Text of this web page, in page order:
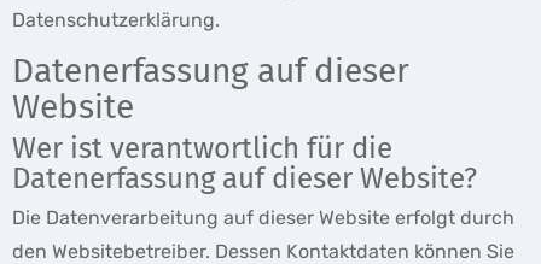
Datenschutzerklärung.
Datenerfassung auf dieser
Website
Wer ist verantwortlich für die
Datenerfassung auf dieser Website?
Die Datenverarbeitung auf dieser Website erfolgt durch
den Websitebetreiber. Dessen Kontaktdaten können Sie